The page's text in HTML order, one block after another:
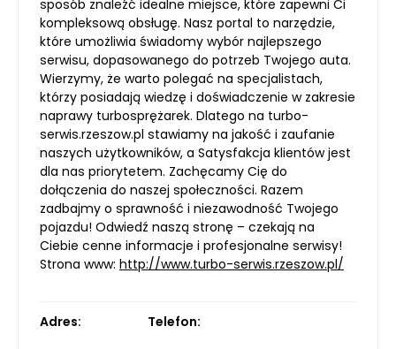
sposób znaleźć idealne miejsce, które zapewni Ci
kompleksową obsługę. Nasz portal to narzędzie,
które umożliwia świadomy wybór najlepszego
serwisu, dopasowanego do potrzeb Twojego auta.
Wierzymy, że warto polegać na specjalistach,
którzy posiadają wiedzę i doświadczenie w zakresie
naprawy turbosprężarek. Dlatego na turbo-
serwis.rzeszow.pl stawiamy na jakość i zaufanie
naszych użytkowników, a Satysfakcja klientów jest
dla nas priorytetem. Zachęcamy Cię do
dołączenia do naszej społeczności. Razem
zadbajmy o sprawność i niezawodność Twojego
pojazdu! Odwiedź naszą stronę – czekają na
Ciebie cenne informacje i profesjonalne serwisy!
Strona www: http://www.turbo-serwis.rzeszow.pl/
Adres: Telefon: